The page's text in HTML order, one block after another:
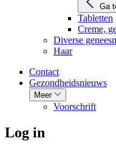
Ga
Tabletten
Creme,
Diverse
Haar
Contact
Gezondheidsnieuws
Meer
Voorschrift
Log in